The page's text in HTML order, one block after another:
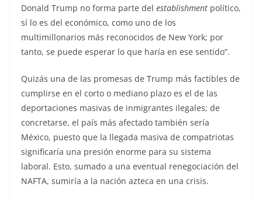
Donald Trump no forma parte del establishment político,
sí lo es del económico, como uno de los
multimillonarios más reconocidos de New York; por
tanto, se puede esperar lo que haría en ese sentido”.
Quizás una de las promesas de Trump más factibles de
cumplirse en el corto o mediano plazo es el de las
deportaciones masivas de inmigrantes ilegales; de
concretarse, el país más afectado también sería
México, puesto que la llegada masiva de compatriotas
significaría una presión enorme para su sistema
laboral. Esto, sumado a una eventual renegociación del
NAFTA, sumiría a la nación azteca en una crisis.